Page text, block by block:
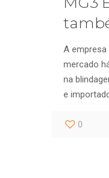
A empresa
mercado
na
e
0